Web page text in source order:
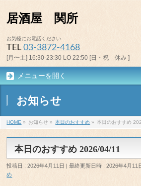
居酒屋 関所
お気軽にお電話ください
TEL03-3872-4168
[月〜土] 16:30-23:30 LO 22:50 [日・祝 休み ]
メニューを開く
お知らせ
HOME » お知らせ » 本日のおすすめ » 本日のおすすめ
本日のおすすめ 2026/04/11
投稿日 : 2026年4月11日 最終更新日時 : 2026年4月11
め